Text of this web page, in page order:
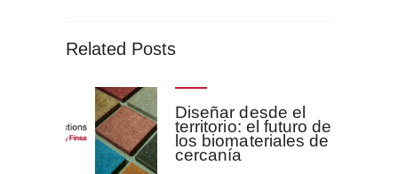
Related Posts
Diseñar desde el
territorio: el futuro de
los biomateriales de
cercanía